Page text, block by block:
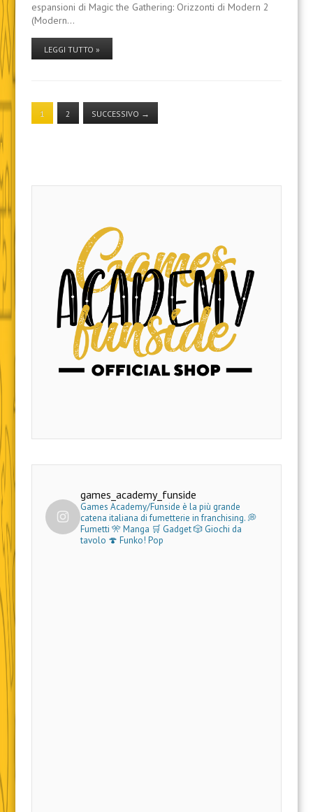
espansioni di Magic the Gathering: Orizzonti di Modern 2
(Modern…
LEGGI TUTTO »
1 2 SUCCESSIVO →
games_academy_funside
Games Academy/Funside è la più grande
catena italiana di fumetterie in franchising.💭
Fumetti 🎌 Manga 🛒 Gadget🎲 Giochi da
tavolo 🍄 Funko! Pop